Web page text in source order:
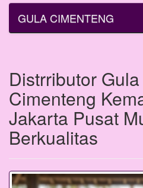
GULA CIMENTENG
Distrributor
Cimenteng
Jakarta Pusat
Berkualitas